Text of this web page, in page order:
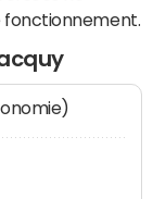
fonctionnement.